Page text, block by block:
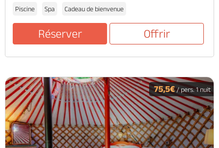
Piscine Spa Cadeau de bienvenue
Réserver Offrir
75,5€/ pers. 1 nuit